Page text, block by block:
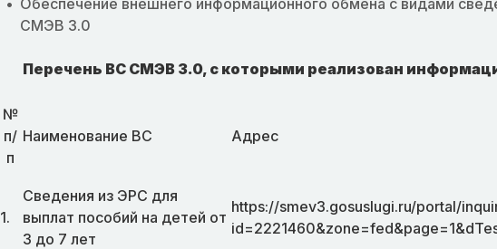
Обеспечение внешнего информационного обмена с видами
СМЭВ 3.0
Перечень ВС СМЭВ 3.0, с которыми реализован
№
п/
п
Наименование ВС Адрес
1.
Сведения из ЭРС для
выплат пособий на детей от
3 до 7 лет
https://smev3.gosuslugi.ru/portal/